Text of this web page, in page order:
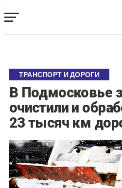
ТРАНСПОРТ И ДОРОГИ
В Подмосковье
очистили и
23 тысяч км